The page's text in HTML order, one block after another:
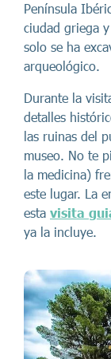
Península
ciudad griega
solo se ha
arqueológico.
Durante la
detalles
las ruinas del
museo. No te
la medicina)
este lugar. La
esta visita
ya la incluye.